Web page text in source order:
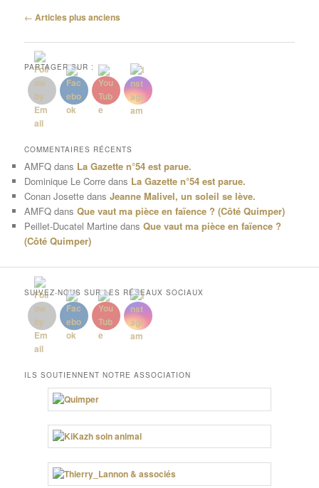
Navigation
articles
← Articles plus anciens
PARTAGER SUR :
COMMENTAIRES RÉCENTS
AMFQ dans La Gazette n°54 est parue.
Dominique Le Corre dans La Gazette n°54 est parue.
Conan Josette dansJeanne Malivel, un soleil se lève.
AMFQ dansQue vaut ma pièce en faïence ? (Côté Quimper)
Peillet-Ducatel Martine dansQue vaut ma pièce en faïence ?
(Côté Quimper)
SUIVEZ-NOUS SUR LES RÉSEAUX SOCIAUX
ILS SOUTIENNENT NOTRE ASSOCIATION